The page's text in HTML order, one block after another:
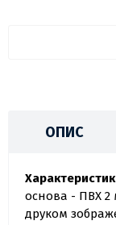
ОПИС
основа - ПВХ 2
друком